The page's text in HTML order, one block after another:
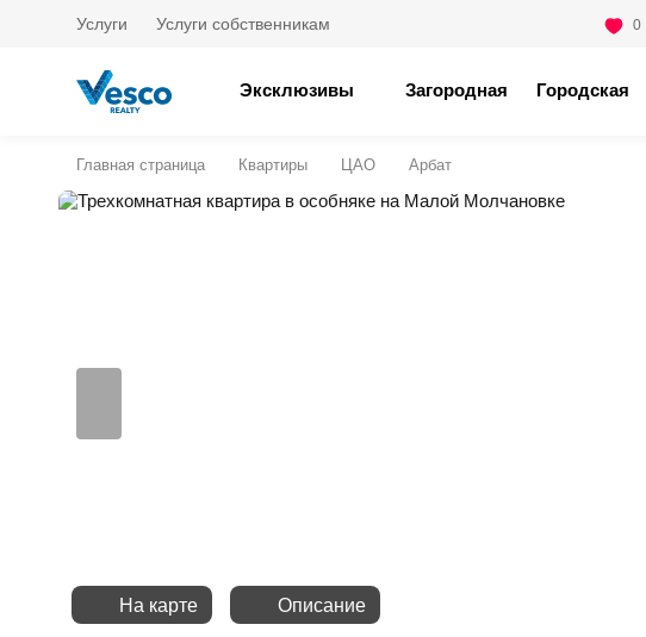
Услуги Услуги собственникам 0
Эксклюзивы Загородная Городская
Главная страница Квартиры ЦАО Арбат
На карте Описание